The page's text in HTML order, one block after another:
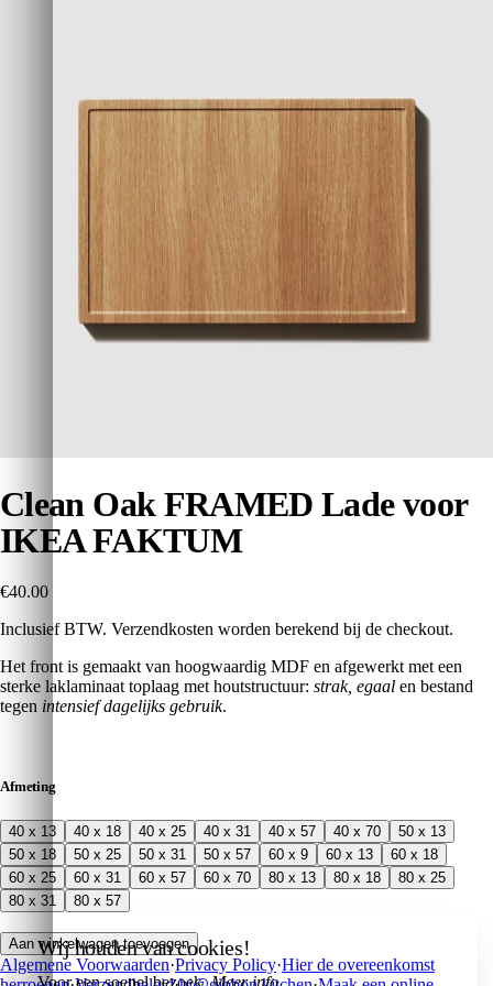
Clean Oak FRAMED Lade voor
IKEA FAKTUM
€40.00
Inclusief BTW. Verzendkosten worden berekend bij de checkout.
Het front is gemaakt van hoogwaardig MDF en afgewerkt met een
sterke laklaminaat toplaag met houtstructuur: strak, egaal en bestand
tegen intensief dagelijks gebruik.
Afmeting
40 x 13 40 x 18 40 x 25 40 x 31 40 x 57 40 x 70
50 x 13
50 x 18
50 x 25 50 x 31 50 x 57 60 x 9 60 x 13
60 x 18
60 x 25
60 x 31 60 x 57 60 x 70 80 x 13 80 x 18
80 x 25
80 x 31
80 x 57
Aan winkelwagen toevoegen
Algemene Voorwaarden·Privacy Policy·Hier de overeenkomst
Wij houden van cookies!
Voor een soepel bezoek. Meer info.